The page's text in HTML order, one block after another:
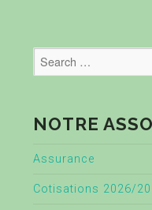
NOTRE
Assurance
Cotisations 2026/